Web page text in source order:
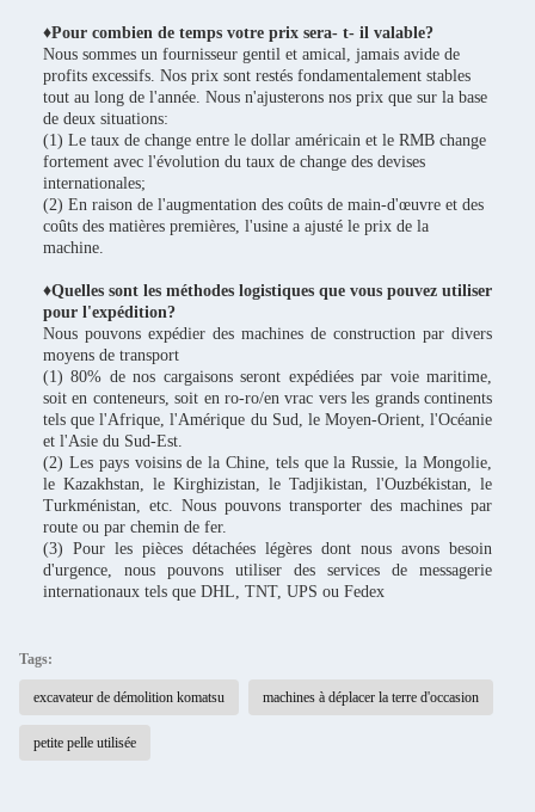
♦Pour combien de temps votre prix sera- t- il valable?
Nous sommes un fournisseur gentil et amical, jamais avide de
profits excessifs. Nos prix sont restés fondamentalement stables
tout au long de l'année. Nous n'ajusterons nos prix que sur la base
de deux situations:
(1) Le taux de change entre le dollar américain et le RMB change
fortement avec l'évolution du taux de change des devises
internationales;
(2) En raison de l'augmentation des coûts de main-d'œuvre et des
coûts des matières premières, l'usine a ajusté le prix de la
machine.
♦Quelles sont les méthodes logistiques que vous pouvez utiliser
pour l'expédition?
Nous pouvons expédier des machines de construction par divers
moyens de transport
(1) 80% de nos cargaisons seront expédiées par voie maritime,
soit en conteneurs, soit en ro-ro/en vrac vers les grands continents
tels que l'Afrique, l'Amérique du Sud, le Moyen-Orient, l'Océanie
et l'Asie du Sud-Est.
(2) Les pays voisins de la Chine, tels que la Russie, la Mongolie,
le Kazakhstan, le Kirghizistan, le Tadjikistan, l'Ouzbékistan, le
Turkménistan, etc. Nous pouvons transporter des machines par
route ou par chemin de fer.
(3) Pour les pièces détachées légères dont nous avons besoin
d'urgence, nous pouvons utiliser des services de messagerie
internationaux tels que DHL, TNT, UPS ou Fedex
Tags:
excavateur de démolition komatsu machines à déplacer la terre d'occasion
petite pelle utilisée